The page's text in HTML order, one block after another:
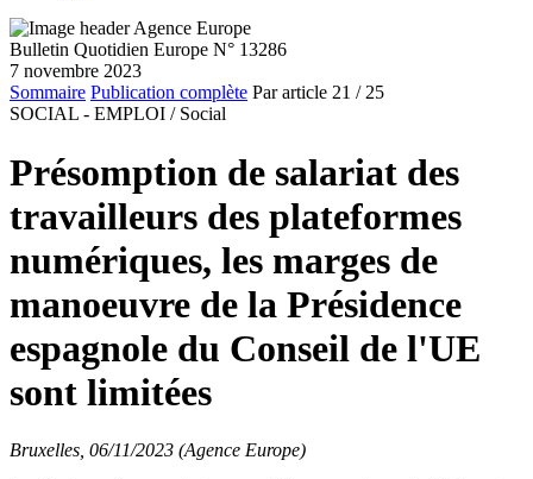
Bulletin Quotidien Europe N° 13286
7 novembre 2023
Sommaire Publication complète Par article 21 / 25
SOCIAL - EMPLOI / Social
Présomption de salariat des
travailleurs des plateformes
numériques, les marges de
manoeuvre de la Présidence
espagnole du Conseil de l'UE
sont limitées
Bruxelles, 06/11/2023 (Agence Europe)